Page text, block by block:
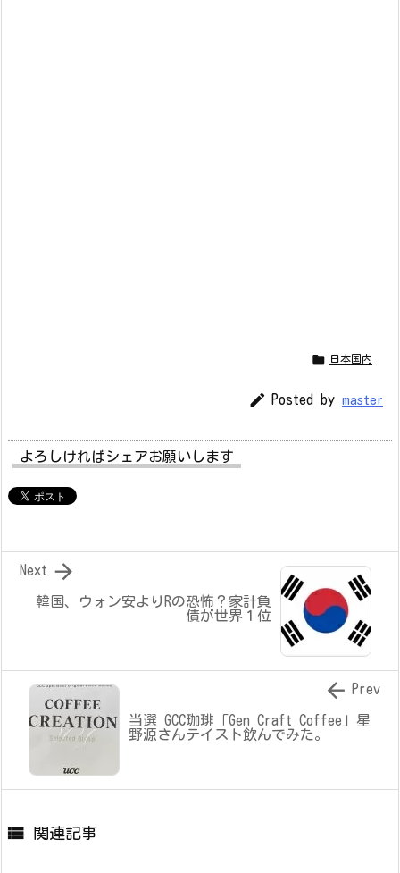
 日本国内
 Posted by master
よろしければシェアお願いします
韓国、ウォン安よりRの恐怖？家計負
債が世界１位

Next
当選 GCC珈琲「Gen Craft Coffee」星
野源さんテイスト飲んでみた。
 Prev
 関連記事